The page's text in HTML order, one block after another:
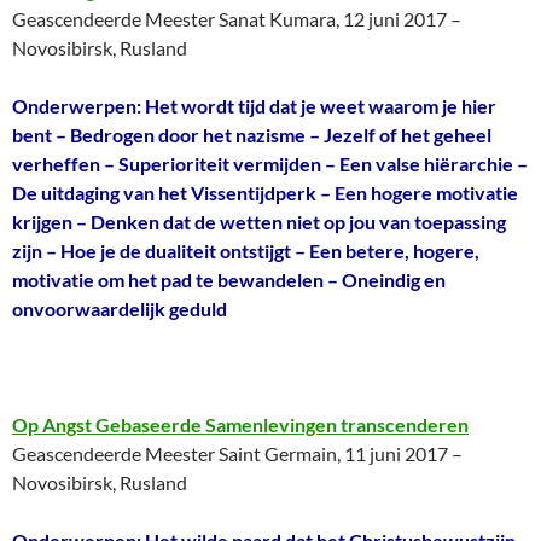
Geascendeerde Meester Sanat Kumara, 12 juni 2017 –
Novosibirsk, Rusland
Onderwerpen: Het wordt tijd dat je weet waarom je hier
bent – Bedrogen door het nazisme – Jezelf of het geheel
verheffen – Superioriteit vermijden – Een valse hiërarchie –
De uitdaging van het Vissentijdperk – Een hogere motivatie
krijgen – Denken dat de wetten niet op jou van toepassing
zijn – Hoe je de dualiteit ontstijgt – Een betere, hogere,
motivatie om het pad te bewandelen – Oneindig en
onvoorwaardelijk geduld
Op Angst Gebaseerde Samenlevingen transcenderen
Geascendeerde Meester Saint Germain, 11 juni 2017 –
Novosibirsk, Rusland